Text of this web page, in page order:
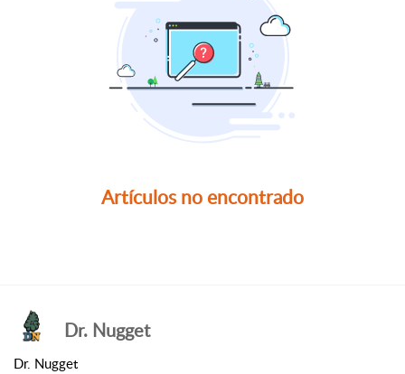
Artículos no encontrado
Dr. Nugget
Dr. Nugget